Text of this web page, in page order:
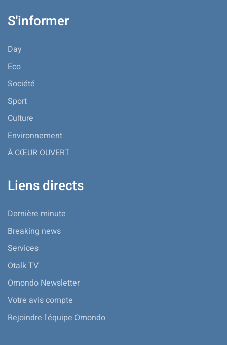
S'informer
Day
Eco
Société
Sport
Culture
Environnement
À CŒUR OUVERT
Liens directs
Dernière minute
Breaking news
Services
Otalk TV
Omondo Newsletter
Votre avis compte
Rejoindre l'équipe Omondo